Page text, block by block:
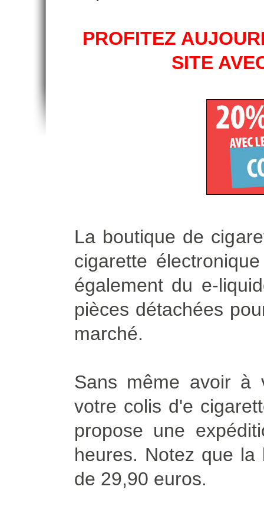
PROFITEZ
SITE
La boutique de
cigarette
également du e-
pièces détachées
marché.
Sans même avoir à
votre colis d'e
propose une
heures. Notez que
de 29,90 euros.